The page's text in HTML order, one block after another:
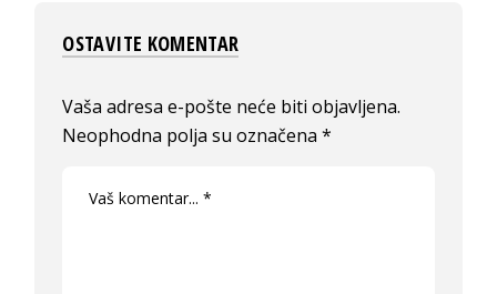
OSTAVITE KOMENTAR
Vaša adresa e-pošte neće biti objavljena.
Neophodna polja su označena*